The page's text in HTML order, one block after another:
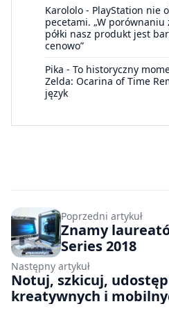
Karololo - PlayStation nie
pecetami. „W porównaniu
półki nasz produkt jest
cenowo”
Pika - To historyczny
Zelda: Ocarina of Time
język
Poprzedni artykuł
Znamy
Series 2018
Następny artykuł
Notuj, szkicuj,
kreatywnych i